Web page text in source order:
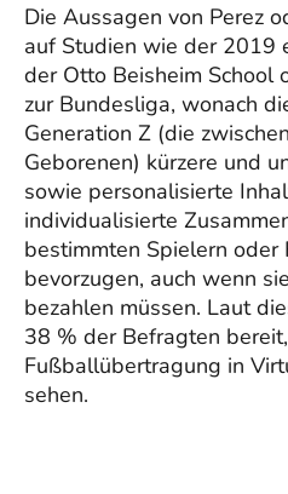
Die Aussagen von Perez
auf Studien wie der 2019
der Otto Beisheim School
zur Bundesliga, wonach
Generation Z (die
Geborenen) kürzere und
sowie personalisierte
individualisierte
bestimmten Spielern
bevorzugen, auch wenn
bezahlen müssen. Laut
38 % der Befragten
Fußballübertragung in
sehen.